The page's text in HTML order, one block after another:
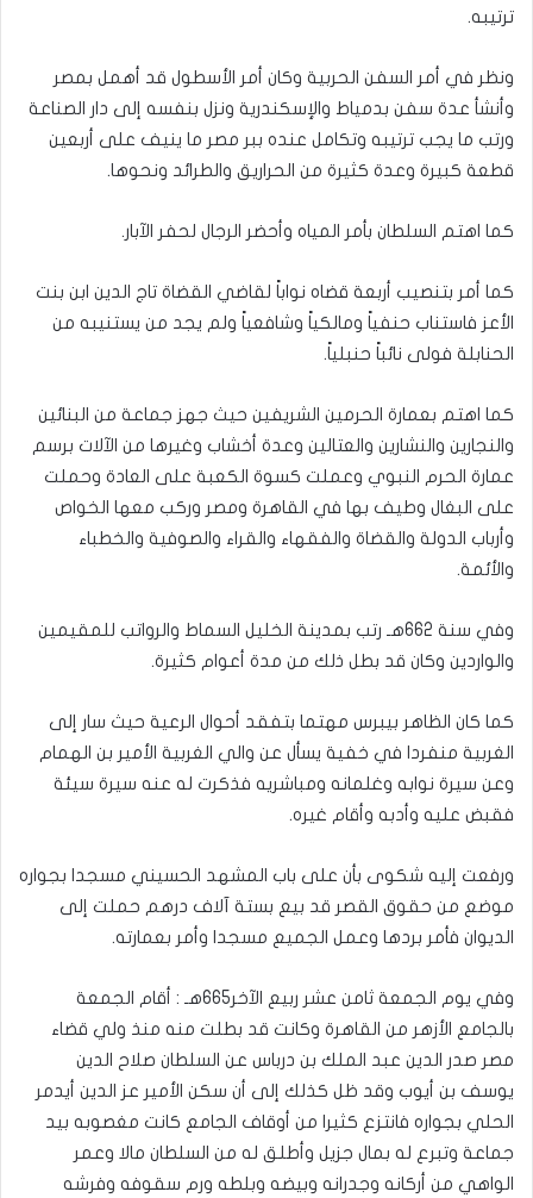
ترتيبه‏.‏
ونظر في أمر السفن الحربية وكان أمر الأسطول قد أهمل بمصر‏
وأنشأ عدة سفن بدمياط والإسكندرية ونزل بنفسه إلى دار الصناعة
ورتب ما يجب ترتيبه وتكامل عنده ببر مصر ما ينيف على أربعين
قطعة كبيرة وعدة كثيرة من الحراريق والطرائد ونحوها‏.‏
كما اهتم السلطان بأمر المياه وأحضر الرجال لحفر الآبار‏.‏
كما أمر بتنصيب أربعة قضاه نواباً لقاضي القضاة تاج الدين‏‏ ابن بنت
الأعز فاستناب حنفياً ومالكياً وشافعياً ولم يجد من يستنيبه من
الحنابلة فولى نائباً حنبلياً‏.‏
كما اهتم بعمارة الحرمين الشريفين حيث جهز جماعة من البنائين
والنجارين والنشارين والعتالين وعدة أخشاب وغيرها من الآلات برسم
عمارة الحرم النبوي‏ وعملت كسوة الكعبة على العادة وحملت
على البغال وطيف بها في القاهرة ومصر وركب معها الخواص
وأرباب الدولة والقضاة والفقهاء والقراء والصوفية والخطباء
والأئمة‏.‏
وفي سنة 662هـ رتب‏ بمدينة الخليل السماط والرواتب للمقيمين
والواردين وكان قد بطل ذلك من مدة أعوام كثيرة‏.
كما كان الظاهر بيبرس مهتما بتفقد أحوال الرعية حيث سار إلى
الغربية منفردا في خفية يسأل عن والي الغربية الأمير بن الهمام
وعن سيرة نوابه وغلمانه ومباشريه فذكرت له عنه سيرة سيئة
فقبض عليه وأدبه وأقام غيره.‏
ورفعت إليه شكوى بأن على باب المشهد الحسيني مسجدا بجواره
موضع من حقوق القصر قد بيع بستة آلاف درهم حملت إلى
الديوان‏ فأمر بردها وعمل الجميع مسجدا وأمر بعمارته.‏
وفي يوم الجمعة ثامن عشر ربيع الآخر‏665هـ :‏ أقام الجمعة
بالجامع الأزهر من القاهرة وكانت قد بطلت منه منذ ولي قضاء
مصر صدر الدين عبد الملك بن درباس عن السلطان صلاح الدين
يوسف بن أيوب وقد ظل كذلك إلى أن سكن الأمير عز الدين أيدمر
الحلي بجواره فانتزع كثيرا من أوقاف الجامع كانت مغصوبه بيد
جماعة وتبرع له بمال جزيل وأطلق له من السلطان مالا وعمر
الواهي من أركانه وجدرانه وبيضه وبلطه ورم سقوفه وفرشه